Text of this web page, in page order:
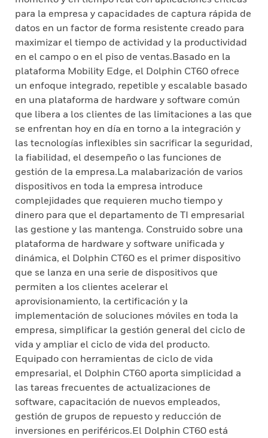
para la empresa y capacidades de captura rápida de
datos en un factor de forma resistente creado para
maximizar el tiempo de actividad y la productividad
en el campo o en el piso de ventas.Basado en la
plataforma Mobility Edge, el Dolphin CT60 ofrece
un enfoque integrado, repetible y escalable basado
en una plataforma de hardware y software común
que libera a los clientes de las limitaciones a las que
se enfrentan hoy en día en torno a la integración y
las tecnologías inflexibles sin sacrificar la seguridad,
la fiabilidad, el desempeño o las funciones de
gestión de la empresa.La malabarización de varios
dispositivos en toda la empresa introduce
complejidades que requieren mucho tiempo y
dinero para que el departamento de TI empresarial
las gestione y las mantenga. Construido sobre una
plataforma de hardware y software unificada y
dinámica, el Dolphin CT60 es el primer dispositivo
que se lanza en una serie de dispositivos que
permiten a los clientes acelerar el
aprovisionamiento, la certificación y la
implementación de soluciones móviles en toda la
empresa, simplificar la gestión general del ciclo de
vida y ampliar el ciclo de vida del producto.
Equipado con herramientas de ciclo de vida
empresarial, el Dolphin CT60 aporta simplicidad a
las tareas frecuentes de actualizaciones de
software, capacitación de nuevos empleados,
gestión de grupos de repuesto y reducción de
inversiones en periféricos.El Dolphin CT60 está